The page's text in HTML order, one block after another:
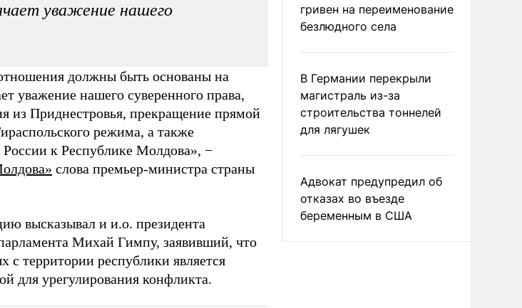
уважение нашего
должны быть основаны на
уважение нашего суверенного права,
из Приднестровья, прекращение прямой
режима, а также
к Республике Молдова», −
слова премьер-министра страны
высказывал и и.о. президента
Михай Гимпу, заявивший, что
с территории республики является
для урегулирования конфликта.
гривен на переименование
безлюдного села
В Германии перекрыли
магистраль из-за
строительства тоннелей
для лягушек
Адвокат предупредил об
отказах во въезде
беременным в США